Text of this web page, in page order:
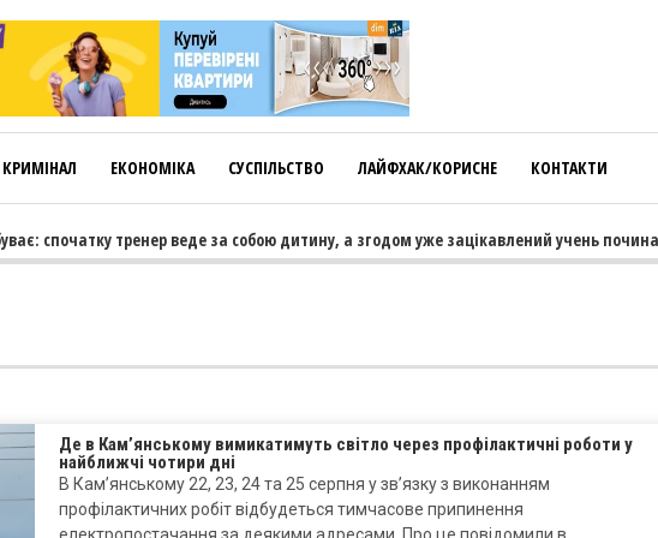
КРИМІНАЛ ЕКОНОМІКА СУСПІЛЬСТВО ЛАЙФХАК/КОРИСНЕ КОНТАКТИ
спочатку тренер веде за собою дитину, а згодом уже зацікавлений учень починає
Де в Кам’янському вимикатимуть світло через профілактичні роботи у
найближчі чотири дні
В Кам’янському 22, 23, 24 та 25 серпня у зв’язку з виконанням
профілактичних робіт відбудеться тимчасове припинення